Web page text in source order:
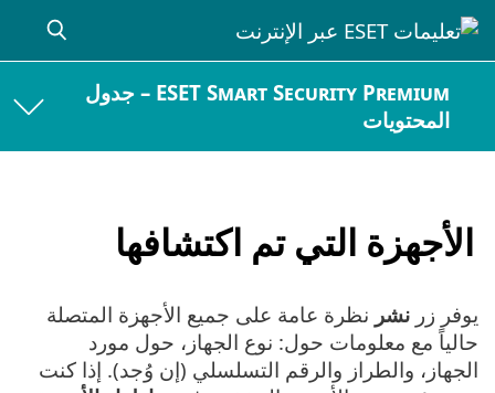
ESET Smart Security Premium – جدول
المحتويات
الأجهزة التي تم اكتشافها
يوفر زر نشر نظرة عامة على جميع الأجهزة المتصلة
حالياً مع معلومات حول: نوع الجهاز، حول مورد
الجهاز، والطراز والرقم التسلسلي (إن وُجد). إذا كنت